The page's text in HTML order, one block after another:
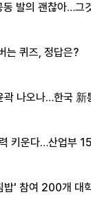
발의 괜찮아…그
는 퀴즈, 정답은?
나오나…한국 新
키운다…산업부
밥' 참여 200개 대